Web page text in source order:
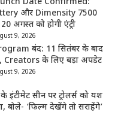
और Dimensity 7500
अगस्त को होगी एंट्री
9, 2026
बंद: 11 सितंबर के बाद
Creators के लिए बड़ा अपडेट
9, 2026
इंटीमेट सीन पर ट्रोलर्स को यश
बोले- ‘फिल्म देखेंगे तो सराहेंगे’